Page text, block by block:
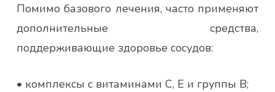
Помимо базового лечения, часто применяют
дополнительные средства,
поддерживающие здоровье сосудов:
• комплексы с витаминами С, Е и группы B;